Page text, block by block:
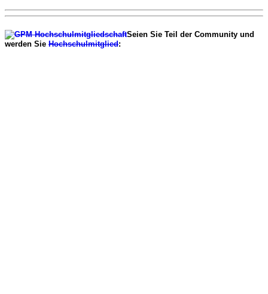
Seien Sie Teil der Community und
werden Sie Hochschulmitglied: